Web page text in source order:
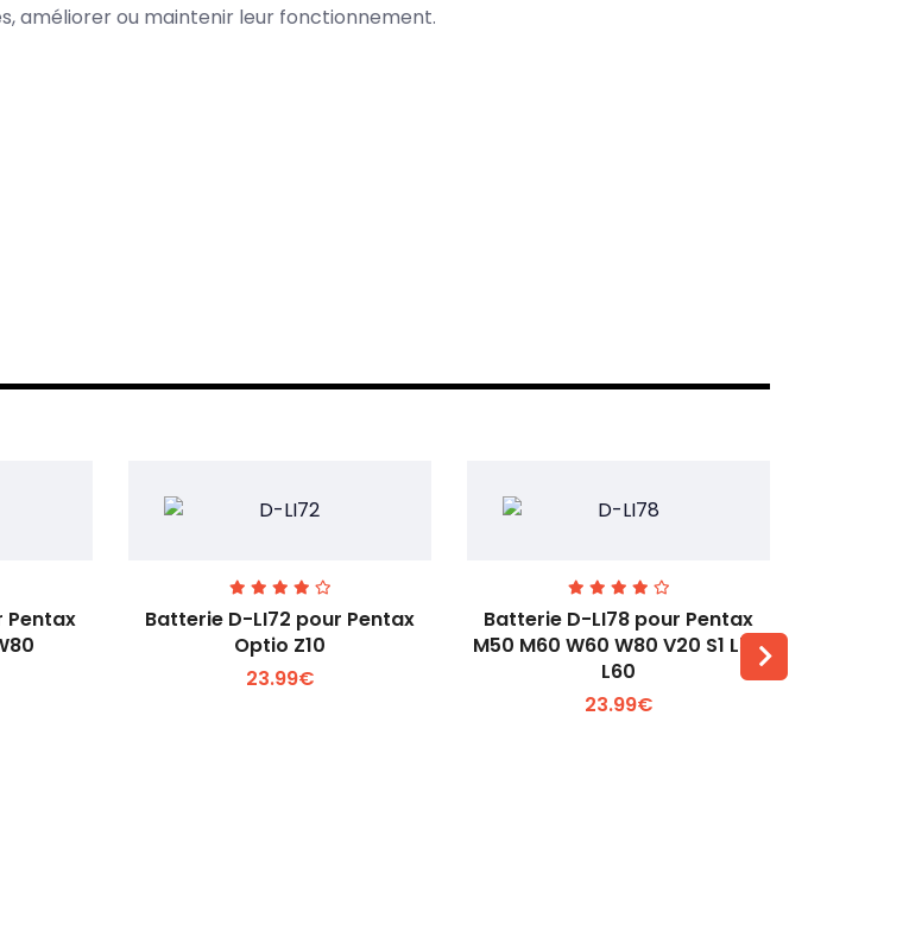
améliorer ou maintenir leur fonctionnement.
Pentax
Voir plus +
Batterie D-LI72 pour Pentax
Optio Z10
23.99€
Voir plus +
Batterie D-LI78 pour Pentax
M50 M60 W60 W80 V20 S1 L50
L60
23.99€